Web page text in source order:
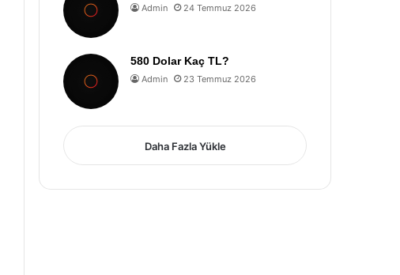
Admin 24 Temmuz 2026
580 Dolar Kaç TL?
Admin 23 Temmuz 2026
Daha Fazla Yükle